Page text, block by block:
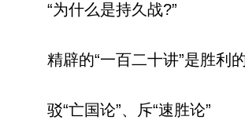
“为什么是持久战?”
精辟的“一百二十讲”是胜利
驳“亡国论”、斥“速胜论”